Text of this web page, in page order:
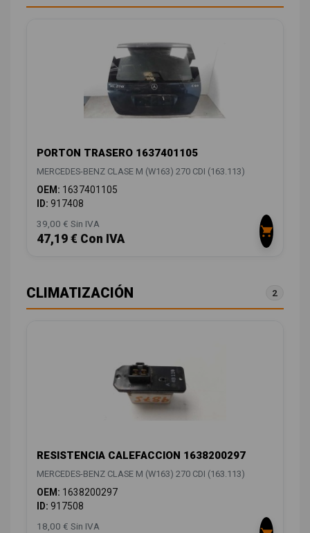
PORTON TRASERO 1637401105
MERCEDES-BENZ CLASE M (W163) 270 CDI (163.113)
OEM: 1637401105
ID: 917408
39,00 € Sin IVA
47,19 € Con IVA
CLIMATIZACIÓN 2
RESISTENCIA CALEFACCION 1638200297
MERCEDES-BENZ CLASE M (W163) 270 CDI (163.113)
OEM: 1638200297
ID: 917508
18,00 € Sin IVA